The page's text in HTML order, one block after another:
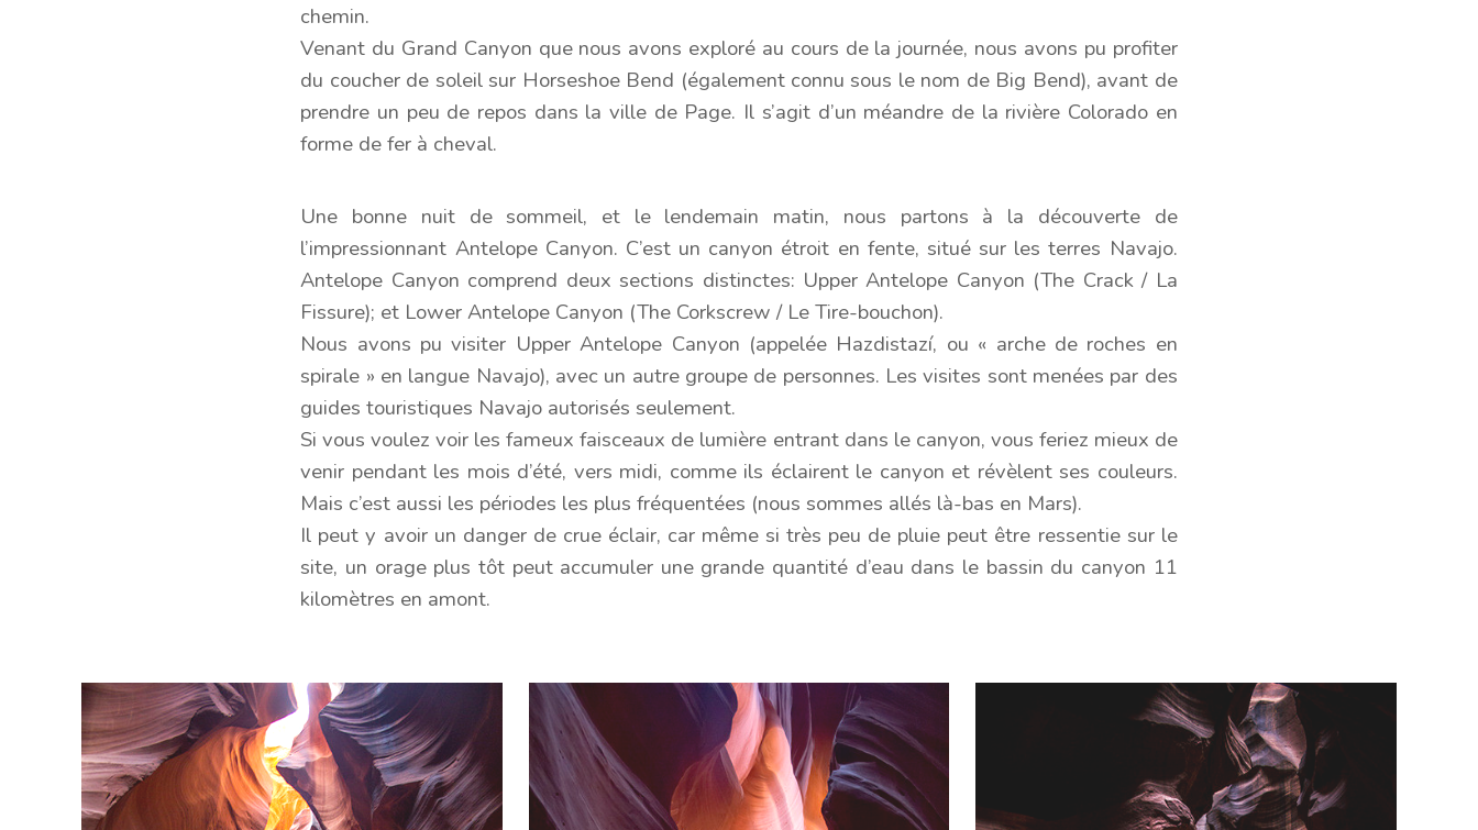
chemin.
Venant du Grand Canyon que nous avons exploré au cours de la journée, nous avons pu profiter
du coucher de soleil sur Horseshoe Bend (également connu sous le nom de Big Bend), avant de
prendre un peu de repos dans la ville de Page. Il s’agit d’un méandre de la rivière Colorado en
forme de fer à cheval.
Une bonne nuit de sommeil, et le lendemain matin, nous partons à la découverte de
l’impressionnant Antelope Canyon. C’est un canyon étroit en fente, situé sur les terres Navajo.
Antelope Canyon comprend deux sections distinctes: Upper Antelope Canyon (The Crack / La
Fissure); et Lower Antelope Canyon (The Corkscrew / Le Tire-bouchon).
Nous avons pu visiter Upper Antelope Canyon (appelée Hazdistazí, ou « arche de roches en
spirale » en langue Navajo), avec un autre groupe de personnes. Les visites sont menées par des
guides touristiques Navajo autorisés seulement.
Si vous voulez voir les fameux faisceaux de lumière entrant dans le canyon, vous feriez mieux de
venir pendant les mois d’été, vers midi, comme ils éclairent le canyon et révèlent ses couleurs.
Mais c’est aussi les périodes les plus fréquentées (nous sommes allés là-bas en Mars).
Il peut y avoir un danger de crue éclair, car même si très peu de pluie peut être ressentie sur le
site, un orage plus tôt peut accumuler une grande quantité d’eau dans le bassin du canyon 11
kilomètres en amont.